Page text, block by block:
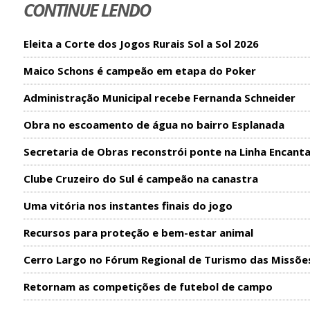
CONTINUE LENDO
Eleita a Corte dos Jogos Rurais Sol a Sol 2026
Maico Schons é campeão em etapa do Poker
Administração Municipal recebe Fernanda Schneider
Obra no escoamento de água no bairro Esplanada
Secretaria de Obras reconstrói ponte na Linha
Clube Cruzeiro do Sul é campeão na canastra
Uma vitória nos instantes finais do jogo
Recursos para proteção e bem-estar animal
Cerro Largo no Fórum Regional de Turismo das
Retornam as competições de futebol de campo